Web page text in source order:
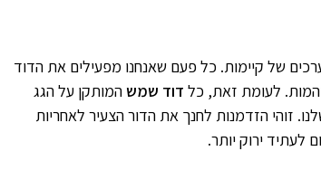
של קיימות. כל פעם שאנחנו מפעילים את הדוד
לעומת זאת, כל דוד שמש המותקן על הגג
זוהי הזדמנות לחנך את הדור הצעיר לאחריות
לעתיד ירוק יותר.